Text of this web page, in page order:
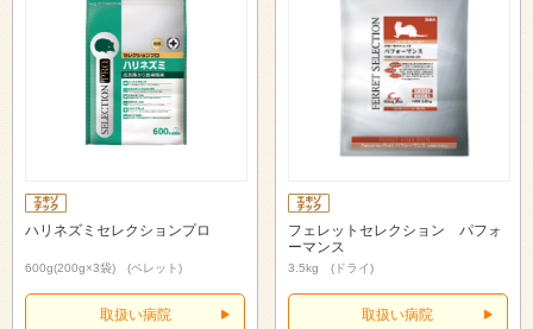
ハリネズミセレクションプロ
600g(200g×3袋) (ペレット)
取扱い病院
フェレットセレクション パフォ
ーマンス
3.5kg (ドライ)
取扱い病院